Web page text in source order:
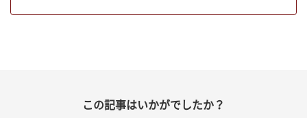
この記事はいかがでしたか？